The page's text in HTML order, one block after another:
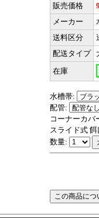
販売価格
メーカー
送料区分
配送タイプ
在庫
水槽帯:
配管:
コーナーカバ
スライド式 餌
数量: